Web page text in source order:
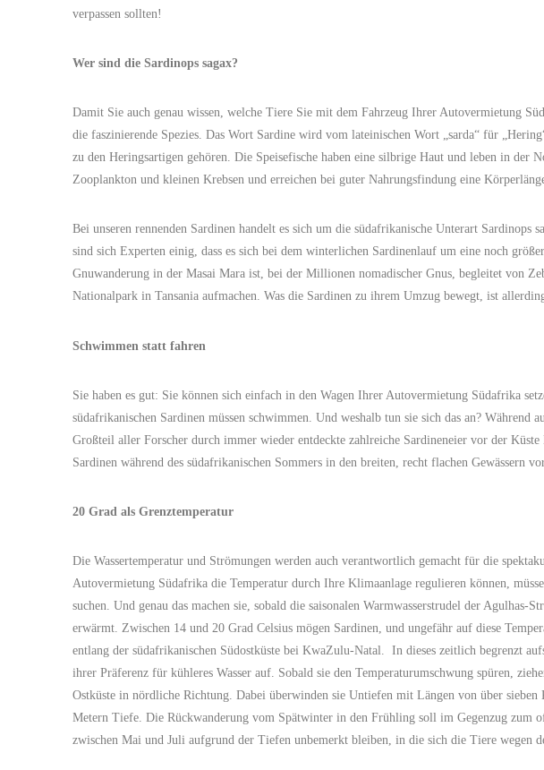
verpassen sollten!
Wer sind die Sardinops sagax?
Damit Sie auch genau wissen, welche Tiere Sie mit dem Fahrzeug Ihrer Autovermietung
die faszinierende Spezies. Das Wort Sardine wird vom lateinischen Wort „sarda“ für
zu den Heringsartigen gehören. Die Speisefische haben eine silbrige Haut und leben in der
Zooplankton und kleinen Krebsen und erreichen bei guter Nahrungsfindung eine
Bei unseren rennenden Sardinen handelt es sich um die südafrikanische Unterart Sardinops
sind sich Experten einig, dass es sich bei dem winterlichen Sardinenlauf um eine noch
Gnuwanderung in der Masai Mara ist, bei der Millionen nomadischer Gnus, begleitet von
Nationalpark in Tansania aufmachen. Was die Sardinen zu ihrem Umzug bewegt, ist
Schwimmen statt fahren
Sie haben es gut: Sie können sich einfach in den Wagen Ihrer Autovermietung Südafrika
südafrikanischen Sardinen müssen schwimmen. Und weshalb tun sie sich das an? Während
Großteil aller Forscher durch immer wieder entdeckte zahlreiche Sardineneier vor der Küste
Sardinen während des südafrikanischen Sommers in den breiten, recht flachen Gewässern
20 Grad als Grenztemperatur
Die Wassertemperatur und Strömungen werden auch verantwortlich gemacht für die
Autovermietung Südafrika die Temperatur durch Ihre Klimaanlage regulieren können,
suchen. Und genau das machen sie, sobald die saisonalen Warmwasserstrudel der Agulhas-
erwärmt. Zwischen 14 und 20 Grad Celsius mögen Sardinen, und ungefähr auf diese
entlang der südafrikanischen Südostküste bei KwaZulu-Natal. In dieses zeitlich begrenzt
ihrer Präferenz für kühleres Wasser auf. Sobald sie den Temperaturumschwung spüren,
Ostküste in nördliche Richtung. Dabei überwinden sie Untiefen mit Längen von über
Metern Tiefe. Die Rückwanderung vom Spätwinter in den Frühling soll im Gegenzug zum
zwischen Mai und Juli aufgrund der Tiefen unbemerkt bleiben, in die sich die Tiere wegen